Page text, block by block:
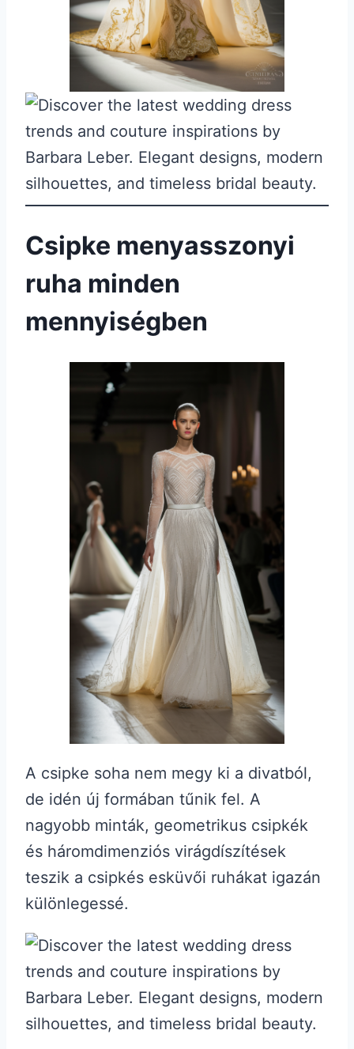
Csipke menyasszonyi
ruha minden
mennyiségben
A csipke soha nem megy ki a divatból,
de idén új formában tűnik fel. A
nagyobb minták, geometrikus csipkék
és háromdimenziós virágdíszítések
teszik a csipkés esküvői ruhákat igazán
különlegessé.